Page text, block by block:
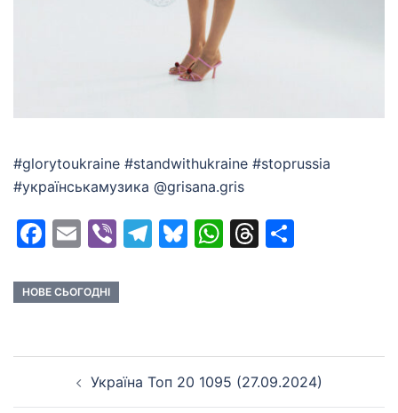
#glorytoukraine #standwithukraine #stoprussia
#українськамузика @grisana.gris
Facebook
EmailViberTelegram
Bluesky
WhatsApp
Threads
НОВЕ СЬОГОДНІ
navigationУкраїна Топ 20 1095 (27.09.2024)